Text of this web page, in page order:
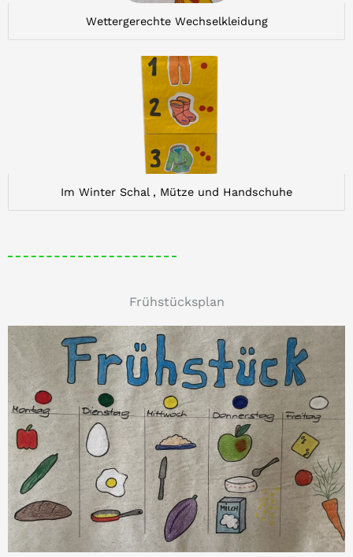
Wettergerechte Wechselkleidung
Im Winter Schal , Mütze und Handschuhe
Frühstücksplan